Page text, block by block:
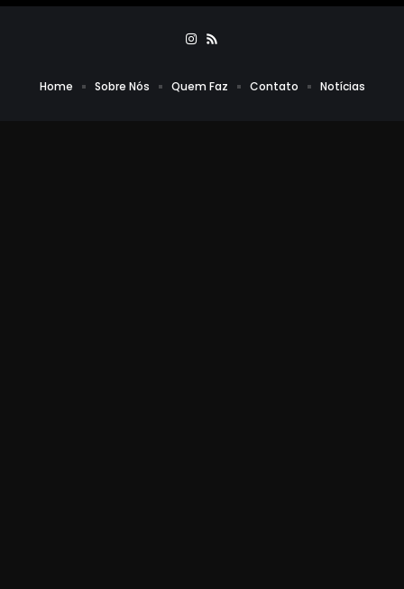
Home Sobre Nós Quem Faz Contato Notícias